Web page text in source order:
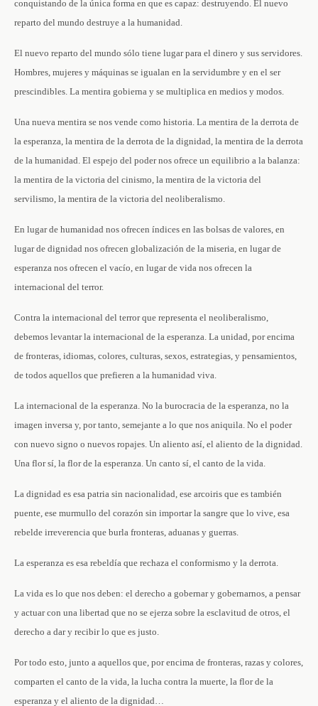
conquistando de la única forma en que es capaz: destruyendo. El nuevo
reparto del mundo destruye a la humanidad.
El nuevo reparto del mundo sólo tiene lugar para el dinero y sus servidores.
Hombres, mujeres y máquinas se igualan en la servidumbre y en el ser
prescindibles. La mentira gobierna y se multiplica en medios y modos.
Una nueva mentira se nos vende como historia. La mentira de la derrota de
la esperanza, la mentira de la derrota de la dignidad, la mentira de la derrota
de la humanidad. El espejo del poder nos ofrece un equilibrio a la balanza:
la mentira de la victoria del cinismo, la mentira de la victoria del
servilismo, la mentira de la victoria del neoliberalismo.
En lugar de humanidad nos ofrecen índices en las bolsas de valores, en
lugar de dignidad nos ofrecen globalización de la miseria, en lugar de
esperanza nos ofrecen el vacío, en lugar de vida nos ofrecen la
internacional del terror.
Contra la internacional del terror que representa el neoliberalismo,
debemos levantar la internacional de la esperanza. La unidad, por encima
de fronteras, idiomas, colores, culturas, sexos, estrategias, y pensamientos,
de todos aquellos que prefieren a la humanidad viva.
La internacional de la esperanza. No la burocracia de la esperanza, no la
imagen inversa y, por tanto, semejante a lo que nos aniquila. No el poder
con nuevo signo o nuevos ropajes. Un aliento así, el aliento de la dignidad.
Una flor sí, la flor de la esperanza. Un canto sí, el canto de la vida.
La dignidad es esa patria sin nacionalidad, ese arcoiris que es también
puente, ese murmullo del corazón sin importar la sangre que lo vive, esa
rebelde irreverencia que burla fronteras, aduanas y guerras.
La esperanza es esa rebeldía que rechaza el conformismo y la derrota.
La vida es lo que nos deben: el derecho a gobernar y gobernarnos, a pensar
y actuar con una libertad que no se ejerza sobre la esclavitud de otros, el
derecho a dar y recibir lo que es justo.
Por todo esto, junto a aquellos que, por encima de fronteras, razas y colores,
comparten el canto de la vida, la lucha contra la muerte, la flor de la
esperanza y el aliento de la dignidad…